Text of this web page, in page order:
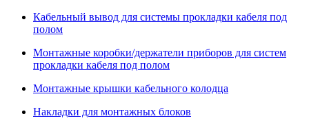
Кабельный вывод для системы прокладки кабеля под
полом
Монтажные коробки/держатели приборов для систем
прокладки кабеля под полом
Монтажные крышки кабельного колодца
Накладки для монтажных блоков